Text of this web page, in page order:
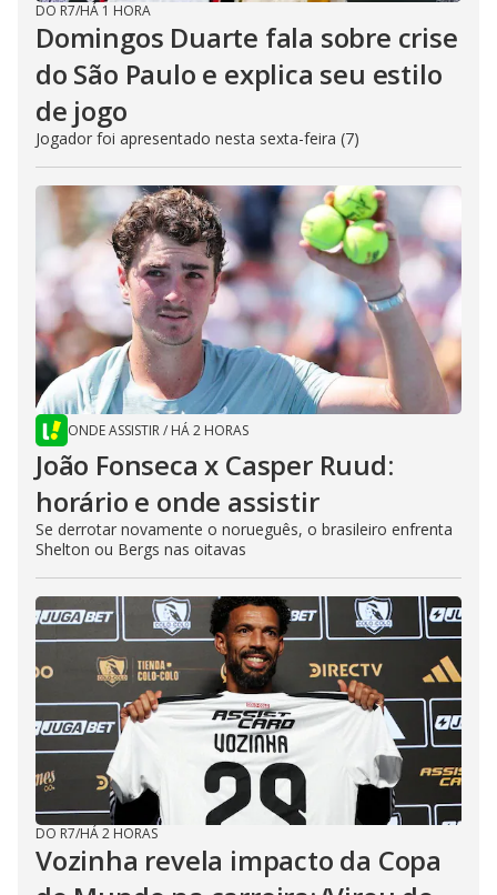
DO R7/HÁ 1 HORA
Domingos Duarte fala sobre crise
do São Paulo e explica seu estilo
de jogo
Jogador foi apresentado nesta sexta-feira (7)
ONDE ASSISTIR/ HÁ 2 HORAS
João Fonseca x Casper Ruud:
horário e onde assistir
Se derrotar novamente o norueguês, o brasileiro enfrenta
Shelton ou Bergs nas oitavas
DO R7/HÁ 2 HORAS
Vozinha revela impacto da Copa